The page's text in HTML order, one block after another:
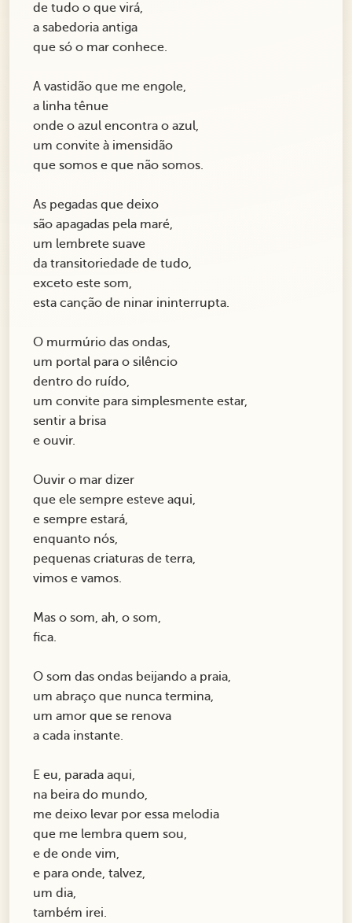
de tudo o que virá,
a sabedoria antiga
que só o mar conhece.
A vastidão que me engole,
a linha tênue
onde o azul encontra o azul,
um convite à imensidão
que somos e que não somos.
As pegadas que deixo
são apagadas pela maré,
um lembrete suave
da transitoriedade de tudo,
exceto este som,
esta canção de ninar ininterrupta.
O murmúrio das ondas,
um portal para o silêncio
dentro do ruído,
um convite para simplesmente estar,
sentir a brisa
e ouvir.
Ouvir o mar dizer
que ele sempre esteve aqui,
e sempre estará,
enquanto nós,
pequenas criaturas de terra,
vimos e vamos.
Mas o som, ah, o som,
fica.
O som das ondas beijando a praia,
um abraço que nunca termina,
um amor que se renova
a cada instante.
E eu, parada aqui,
na beira do mundo,
me deixo levar por essa melodia
que me lembra quem sou,
e de onde vim,
e para onde, talvez,
um dia,
também irei.